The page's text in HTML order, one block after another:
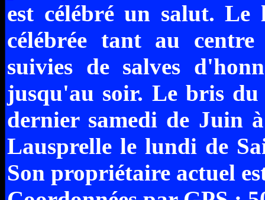
est célébré un salut.
célébrée tant au
suivies de salves
jusqu'au soir. Le bris
dernier samedi de Juin
Lausprelle le lundi de
Son propriétaire actuel